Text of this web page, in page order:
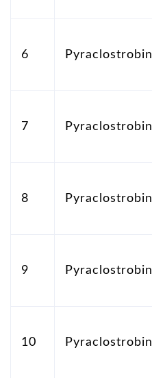
6 Pyraclostrobin
7 Pyraclostrobin
8 Pyraclostrobin
9 Pyraclostrobin
10 Pyraclostrobin